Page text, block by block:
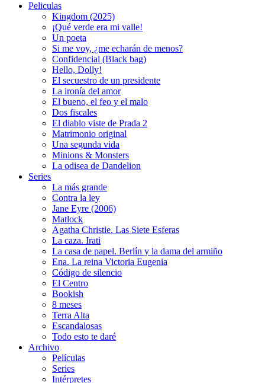
Peliculas
Kingdom (2025)
¡Qué verde era mi valle!
Un poeta
Si me voy, ¿me echarán de menos?
Confidencial (Black bag)
Hello, Dolly!
El secuestro de un presidente
La ironía del amor
El bueno, el feo y el malo
Dos fiscales
El diablo viste de Prada 2
Matrimonio original
Una segunda vida
Minions & Monsters
La odisea de Dandelion
Series
La más grande
Contra la ley
Jane Eyre (2006)
Matlock
Agatha Christie. Las Siete Esferas
La caza. Irati
La casa de papel. Berlín y la dama del armiño
Ena. La reina Victoria Eugenia
Código de silencio
El Centro
Bookish
8 meses
Terra Alta
Escandalosas
Todo esto te daré
Archivo
Películas
Series
Intérpretes